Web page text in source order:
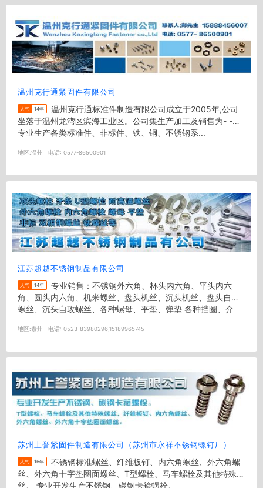
温州克行通紧固件有限公司
人气 14年
坐落于温州龙湾区滨海工业区。公司集生产加工及销售为- -体,
专业生产各类标准件、非标件、铁、铜、不锈钢系...
地区:温州 电话: 0577-86500901
江苏超越不锈钢制品有限公司
人气 14年
角、圆头内六角、机米螺丝、盘头机丝、沉头机丝、盘头自攻
螺丝、沉头自攻螺丝、各种螺母、平垫、弹垫 各种挡圈、介
地区:泰州 电话: 0523-83980296,15189965745
苏州上誉紧固件制造有限公司（苏州市永祥不锈钢螺钉厂）
人气 16年
丝、外六角十字垫圈面螺丝、T型螺栓、马车螺栓及其他特殊螺
丝。 专业开发生产不锈钢、碳钢卡箍螺栓。